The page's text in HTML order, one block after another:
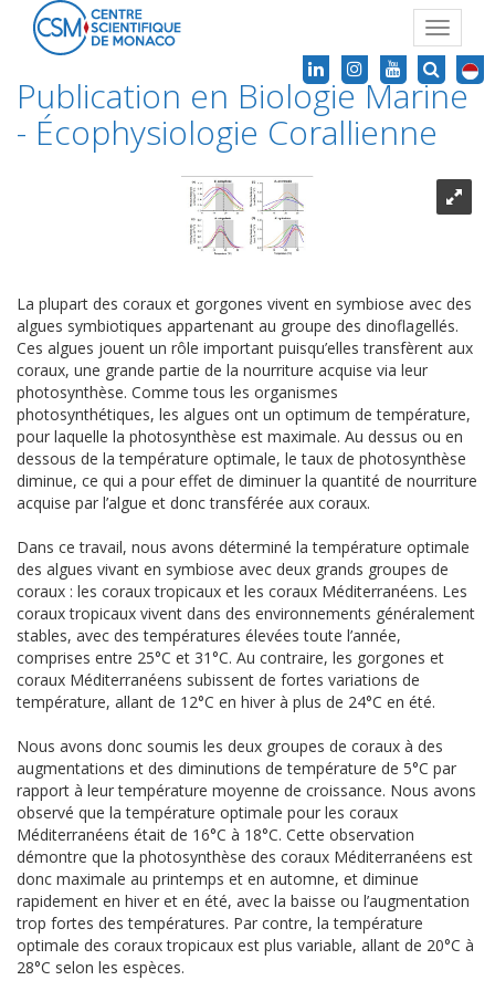
Toggle
Publication en Biologie Marine
- Écophysiologie Corallienne
La plupart des coraux et gorgones vivent en symbiose avec des
algues symbiotiques appartenant au groupe des dinoflagellés.
Ces algues jouent un rôle important puisqu’elles transfèrent aux
coraux, une grande partie de la nourriture acquise via leur
photosynthèse. Comme tous les organismes
photosynthétiques, les algues ont un optimum de température,
pour laquelle la photosynthèse est maximale. Au dessus ou en
dessous de la température optimale, le taux de photosynthèse
diminue, ce qui a pour effet de diminuer la quantité de nourriture
acquise par l’algue et donc transférée aux coraux.
Dans ce travail, nous avons déterminé la température optimale
des algues vivant en symbiose avec deux grands groupes de
coraux : les coraux tropicaux et les coraux Méditerranéens. Les
coraux tropicaux vivent dans des environnements généralement
stables, avec des températures élevées toute l’année,
comprises entre 25°C et 31°C. Au contraire, les gorgones et
coraux Méditerranéens subissent de fortes variations de
température, allant de 12°C en hiver à plus de 24°C en été.
Nous avons donc soumis les deux groupes de coraux à des
augmentations et des diminutions de température de 5°C par
rapport à leur température moyenne de croissance. Nous avons
observé que la température optimale pour les coraux
Méditerranéens était de 16°C à 18°C. Cette observation
démontre que la photosynthèse des coraux Méditerranéens est
donc maximale au printemps et en automne, et diminue
rapidement en hiver et en été, avec la baisse ou l’augmentation
trop fortes des températures. Par contre, la température
optimale des coraux tropicaux est plus variable, allant de 20°C à
28°C selon les espèces.